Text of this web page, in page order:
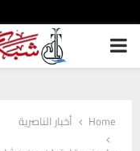
PRIMARY
Home
أخبار الناصرية